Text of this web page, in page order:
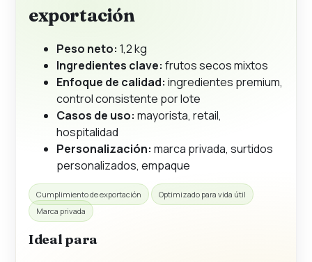
exportación
Peso neto: 1,2 kg
Ingredientes clave: frutos secos mixtos
Enfoque de calidad: ingredientes premium,
control consistente por lote
Casos de uso: mayorista, retail,
hospitalidad
Personalización: marca privada, surtidos
personalizados, empaque
Cumplimiento de exportación
Optimizado para vida útil
Marca privada
Ideal para